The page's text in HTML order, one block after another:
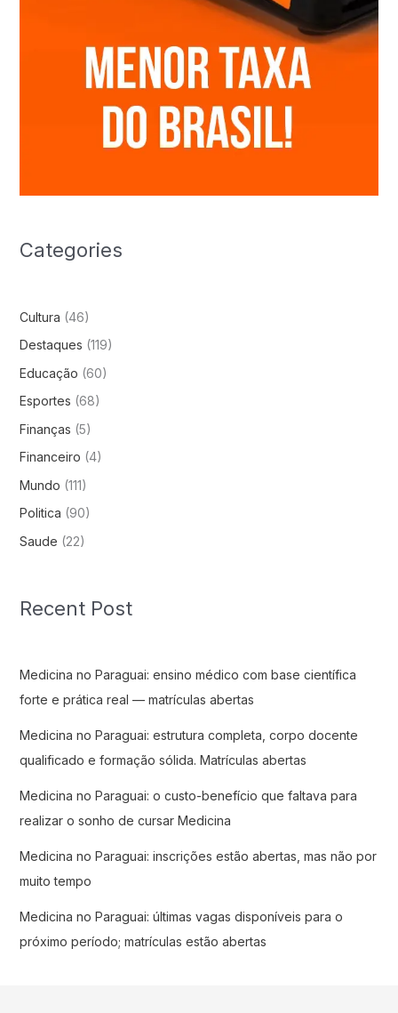
Categories
Cultura (46)
Destaques (119)
Educação (60)
Esportes (68)
Finanças (5)
Financeiro (4)
Mundo (111)
Politica (90)
Saude (22)
Recent Post
Medicina no Paraguai: ensino médico com base científica
forte e prática real — matrículas abertas
Medicina no Paraguai: estrutura completa, corpo docente
qualificado e formação sólida. Matrículas abertas
Medicina no Paraguai: o custo-benefício que faltava para
realizar o sonho de cursar Medicina
Medicina no Paraguai: inscrições estão abertas, mas não por
muito tempo
Medicina no Paraguai: últimas vagas disponíveis para o
próximo período; matrículas estão abertas